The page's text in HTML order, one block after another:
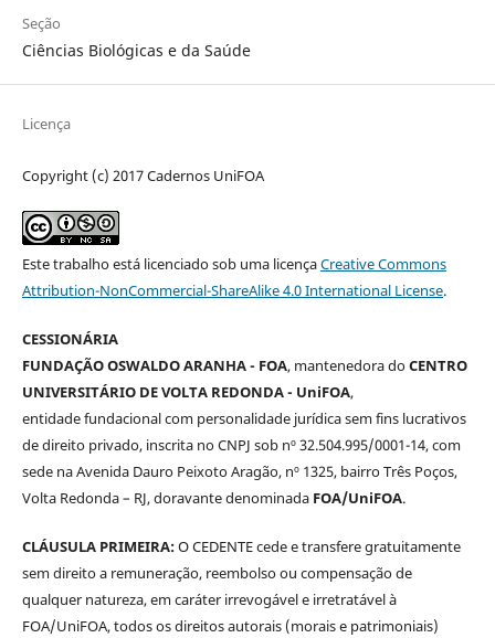
Seção
Ciências Biológicas e da Saúde
Licença
Copyright (c) 2017 Cadernos UniFOA
Este trabalho está licenciado sob uma licençaCreative Commons
Attribution-NonCommercial-ShareAlike 4.0 International License.
CESSIONÁRIA
FUNDAÇÃO OSWALDO ARANHA - FOA, mantenedora doCENTRO
UNIVERSITÁRIO DE VOLTA REDONDA - UniFOA,
entidade fundacional com personalidade jurídica sem fins lucrativos
de direito privado, inscrita no CNPJ sob nº 32.504.995/0001-14, com
sede na Avenida Dauro Peixoto Aragão, nº 1325, bairro Três Poços,
Volta Redonda – RJ, doravante denominada FOA/UniFOA.
CLÁUSULA PRIMEIRA:O CEDENTE cede e transfere gratuitamente
sem direito a remuneração, reembolso ou compensação de
qualquer natureza, em caráter irrevogável e irretratável à
FOA/UniFOA, todos os direitos autorais (morais e patrimoniais)